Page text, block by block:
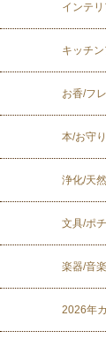
インテ
キッチ
お香/フ
本/お守
浄化/天
文具/ポ
楽器/音
2026年